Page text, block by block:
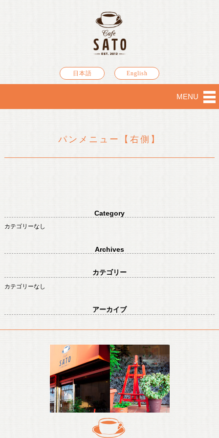
日本語 English
MENU
パンメニュー【右側】
Category
カテゴリーなし
Archives
カテゴリー
カテゴリーなし
アーカイブ